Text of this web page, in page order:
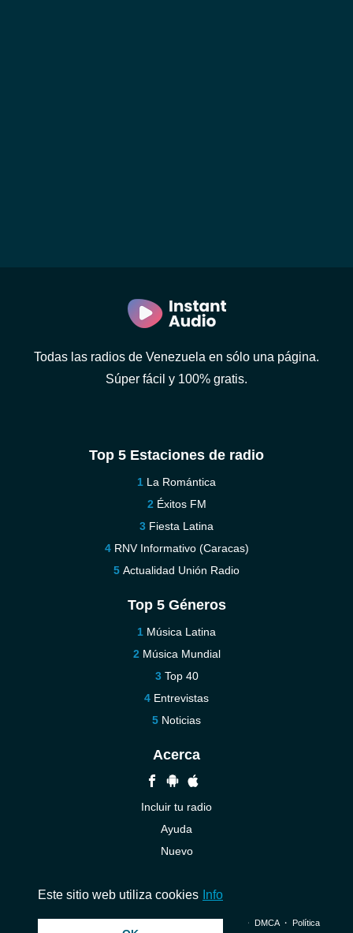
Todas las radios de Venezuela en sólo una página.
Súper fácil y 100% gratis.
Top 5 Estaciones de radio
La Romántica
Éxitos FM
Fiesta Latina
RNV Informativo (Caracas)
Actualidad Unión Radio
Top 5 Géneros
Música Latina
Música Mundial
Top 40
Entrevistas
Noticias
Acerca
Incluir tu radio
Ayuda
Nuevo
© 2026 InstantAudio. Reservados todos los derechos. ・ DMCA・ Política
Este sitio web utiliza cookies Info